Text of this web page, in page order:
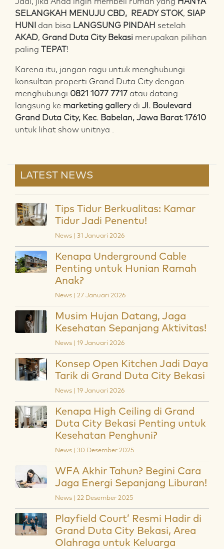
SELANGKAH MENUJU CBD,
READY STOK, SIAP
HUNI
dan bisa LANGSUNG PINDAH setelah
AKAD, Grand Duta City Bekasi merupakan pilihan
paling
TEPAT !
Karena itu, jangan ragu untuk menghubungi
konsultan properti Grand Duta City dengan
menghubungi 0821 1077 7717 atau datang
langsung ke marketing gallerydi Jl. Boulevard
Grand Duta City, Kec. Babelan, Jawa Barat 17610
untuk lihat show unitnya .
LATEST NEWS
Tips Tidur Berkualitas: Kamar
Tidur Jadi Penentu!
News | 31 Januari 2026
Kenapa Underground Cable
Penting untuk Hunian Ramah
Anak?
News | 27 Januari 2026
Musim Hujan Datang, Jaga
Kesehatan Sepanjang Aktivitas!
News | 19 Januari 2026
Konsep Open Kitchen Jadi Daya
Tarik di Grand Duta City Bekasi
News | 19 Januari 2026
Kenapa High Ceiling di Grand
Duta City Bekasi Penting untuk
Kesehatan Penghuni?
News | 30 Desember 2025
WFA Akhir Tahun? Begini Cara
Jaga Energi Sepanjang Liburan!
News | 22 Desember 2025
Playfield Court’ Resmi Hadir di
Grand Duta City Bekasi, Area
Olahraga untuk Keluarga